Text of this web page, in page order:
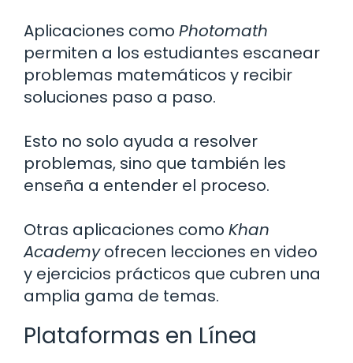
Aplicaciones como Photomath
permiten a los estudiantes escanear
problemas matemáticos y recibir
soluciones paso a paso.
Esto no solo ayuda a resolver
problemas, sino que también les
enseña a entender el proceso.
Otras aplicaciones como Khan
Academyofrecen lecciones en video
y ejercicios prácticos que cubren una
amplia gama de temas.
Plataformas en Línea